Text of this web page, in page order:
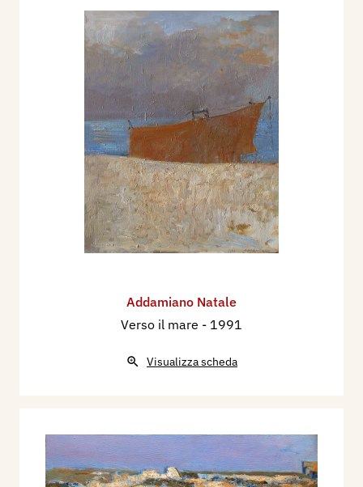
Addamiano Natale
Verso il mare - 1991
Visualizza scheda